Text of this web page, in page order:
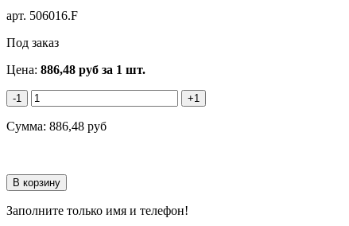
арт. 506016.F
Под заказ
Цена: 886,48 руб за 1 шт.
-1 +1
Сумма: 886,48 руб
Заполните только имя и телефон!